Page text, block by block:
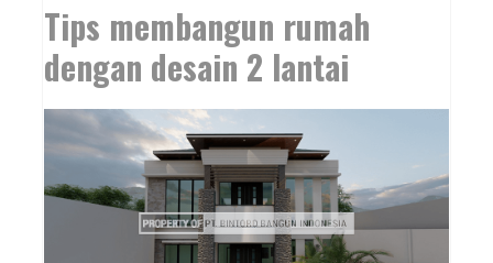
Tips membangun rumah
dengan desain 2 lantai